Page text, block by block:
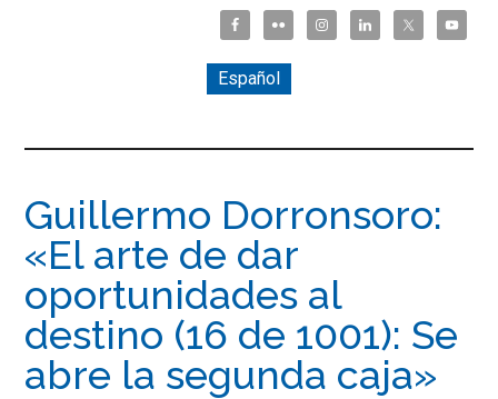
Español
Guillermo Dorronsoro:
«El arte de dar
oportunidades al
destino (16 de 1001): Se
abre la segunda caja»